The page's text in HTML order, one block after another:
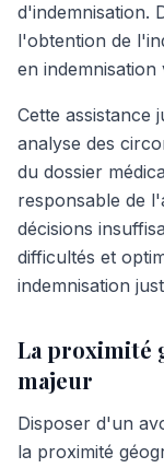
d'indemnisation.
l'obtention de
en
Cette assistance
analyse des
du dossier
responsable de
décisions
difficultés et
indemnisation
La proximité
majeur
Disposer d'un
la proximité